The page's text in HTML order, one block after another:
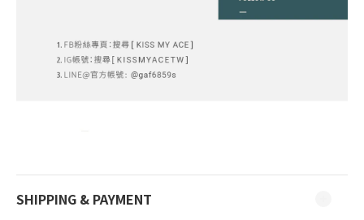
SHIPPING & PAYMENT